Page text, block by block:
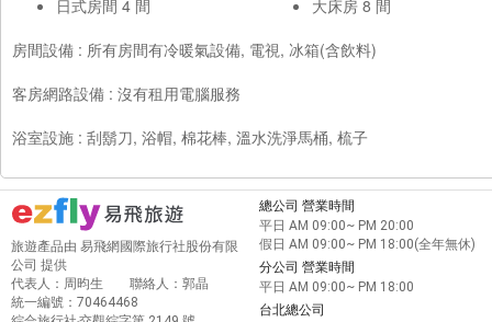
日式房間 4 間
大床房 8 間
房間設備 : 所有房間有冷暖氣設備, 電視, 冰箱(含飲料)
客房網路設備 : 沒有租用電腦服務
浴室設施 : 刮鬍刀, 浴帽, 棉花棒, 溫水洗淨馬桶, 梳子